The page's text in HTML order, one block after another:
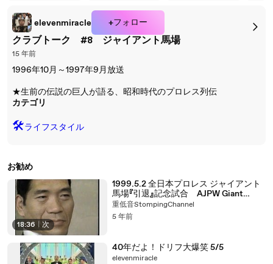
elevenmiracle +フォロー
クラブトーク #8 ジャイアント馬場
15 年前
1996年10月～1997年9月放送
★生前の伝説の巨人が語る、昭和時代のプロレス列伝
カテゴリ
🛠️ライフスタイル
お勧め
18:36 次
1999.5.2 全日本プロレス ジャイアント
馬場『引退』記念試合 AJPW Giant
Baba『Retirement』Commemorative
ceremony
重低音StompingChannel
5 年前
40年だよ！ドリフ大爆笑 5/5
elevenmiracle